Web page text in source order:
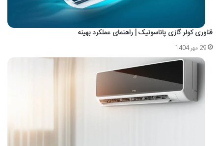
فناوری کولر گازی پاناسونیک | راهنمای عملکرد بهینه
29 مهر 1404